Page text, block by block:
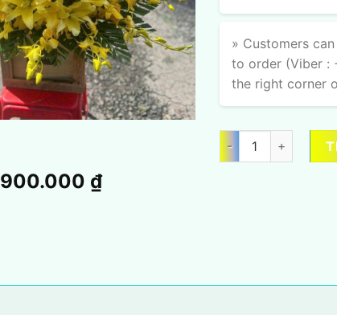
900.000 ₫
» Customers
to order (Viber :
the right corner
Nhớ Ơn Người số